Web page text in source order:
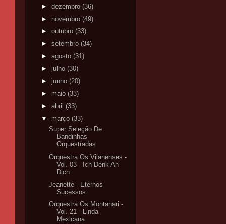
► dezembro (36)
► novembro (49)
► outubro (33)
► setembro (34)
► agosto (31)
► julho (30)
► junho (20)
► maio (33)
► abril (33)
▼ março (33)
Super Seleção De
Bandinhas
Orquestradas
Orquestra Os Vilanenses -
Vol. 03 - Ich Denk An
Dich
Jeanette - Eternos
Sucessos
Orquestra Os Montanari -
Vol. 21 - Linda
Mexicana